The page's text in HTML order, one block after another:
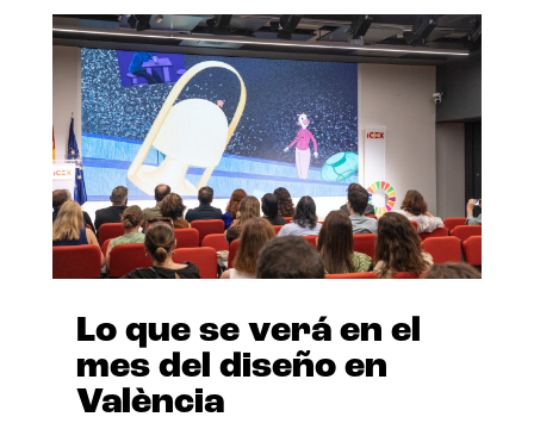
Lo que se verá en el
mes del diseño en
València